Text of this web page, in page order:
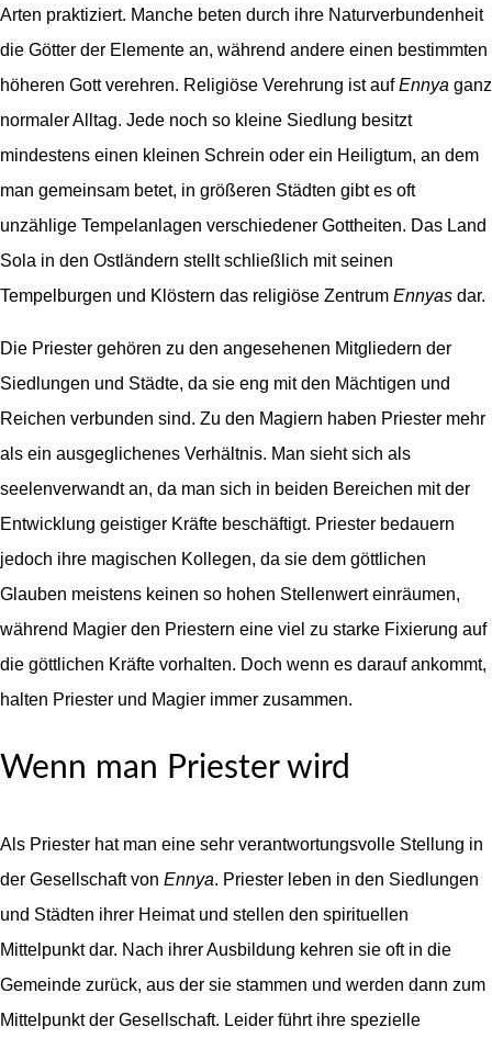
Arten praktiziert. Manche beten durch ihre Naturverbundenheit
die Götter der Elemente an, während andere einen bestimmten
höheren Gott verehren. Religiöse Verehrung ist aufEnnya ganz
normaler Alltag. Jede noch so kleine Siedlung besitzt
mindestens einen kleinen Schrein oder ein Heiligtum, an dem
man gemeinsam betet, in größeren Städten gibt es oft
unzählige Tempelanlagen verschiedener Gottheiten. Das Land
Sola in den Ostländern stellt schließlich mit seinen
Tempelburgen und Klöstern das religiöse Zentrum Ennyas dar.
Die Priester gehören zu den angesehenen Mitgliedern der
Siedlungen und Städte, da sie eng mit den Mächtigen und
Reichen verbunden sind. Zu den Magiern haben Priester mehr
als ein ausgeglichenes Verhältnis. Man sieht sich als
seelenverwandt an, da man sich in beiden Bereichen mit der
Entwicklung geistiger Kräfte beschäftigt. Priester bedauern
jedoch ihre magischen Kollegen, da sie dem göttlichen
Glauben meistens keinen so hohen Stellenwert einräumen,
während Magier den Priestern eine viel zu starke Fixierung auf
die göttlichen Kräfte vorhalten. Doch wenn es darauf ankommt,
halten Priester und Magier immer zusammen.
Wenn man Priester wird
Als Priester hat man eine sehr verantwortungsvolle Stellung in
der Gesellschaft von Ennya. Priester leben in den Siedlungen
und Städten ihrer Heimat und stellen den spirituellen
Mittelpunkt dar. Nach ihrer Ausbildung kehren sie oft in die
Gemeinde zurück, aus der sie stammen und werden dann zum
Mittelpunkt der Gesellschaft. Leider führt ihre spezielle